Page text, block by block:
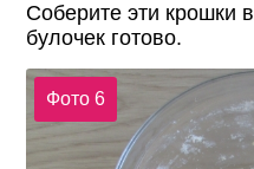
Соберите эти крошки
булочек готово.
Фото 6